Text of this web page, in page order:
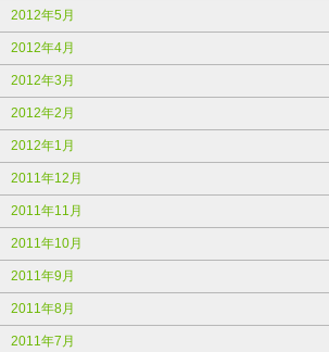
2012年5月
2012年4月
2012年3月
2012年2月
2012年1月
2011年12月
2011年11月
2011年10月
2011年9月
2011年8月
2011年7月